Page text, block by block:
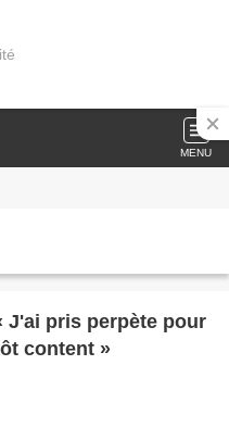
MENU
J'ai pris perpète pour
content »